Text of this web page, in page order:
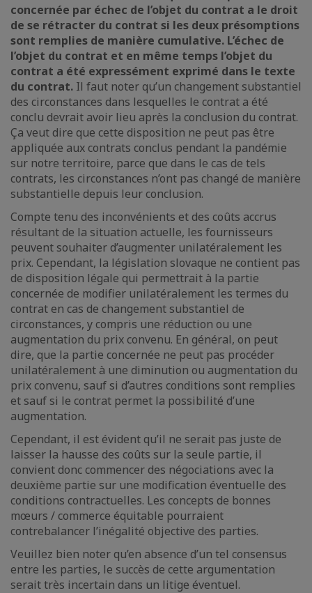
concernée par échec de l’objet du contrat a le droit
de se rétracter du contrat si les deux présomptions
sont remplies de manière cumulative. L’échec de
l’objet du contrat et en même temps l’objet du
contrat a été expressément exprimé dans le texte
du contrat. Il faut noter qu’un changement substantiel
des circonstances dans lesquelles le contrat a été
conclu devrait avoir lieu après la conclusion du contrat.
Ça veut dire que cette disposition ne peut pas être
appliquée aux contrats conclus pendant la pandémie
sur notre territoire, parce que dans le cas de tels
contrats, les circonstances n’ont pas changé de manière
substantielle depuis leur conclusion.
Compte tenu des inconvénients et des coûts accrus
résultant de la situation actuelle, les fournisseurs
peuvent souhaiter d’augmenter unilatéralement les
prix. Cependant, la législation slovaque ne contient pas
de disposition légale qui permettrait à la partie
concernée de modifier unilatéralement les termes du
contrat en cas de changement substantiel de
circonstances, y compris une réduction ou une
augmentation du prix convenu. En général, on peut
dire, que la partie concernée ne peut pas procéder
unilatéralement à une diminution ou augmentation du
prix convenu, sauf si d’autres conditions sont remplies
et sauf si le contrat permet la possibilité d’une
augmentation.
Cependant, il est évident qu’il ne serait pas juste de
laisser la hausse des coûts sur la seule partie, il
convient donc commencer des négociations avec la
deuxième partie sur une modification éventuelle des
conditions contractuelles. Les concepts de bonnes
mœurs / commerce équitable pourraient
contrebalancer l’inégalité objective des parties.
Veuillez bien noter qu’en absence d’un tel consensus
entre les parties, le succès de cette argumentation
serait très incertain dans un litige éventuel.